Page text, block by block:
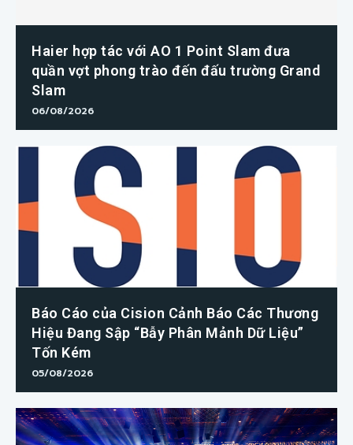
Haier hợp tác với AO 1 Point Slam đưa
quần vợt phong trào đến đấu trường Grand
Slam
06/08/2026
Báo Cáo của Cision Cảnh Báo Các Thương
Hiệu Đang Sập “Bẫy Phân Mảnh Dữ Liệu”
Tốn Kém
05/08/2026